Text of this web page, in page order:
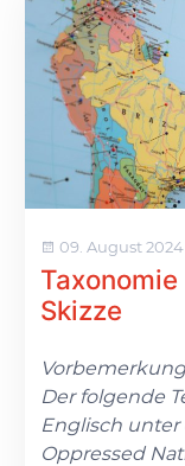
09. August 2024
Skizze
Der folgende
Englisch unter
Oppressed